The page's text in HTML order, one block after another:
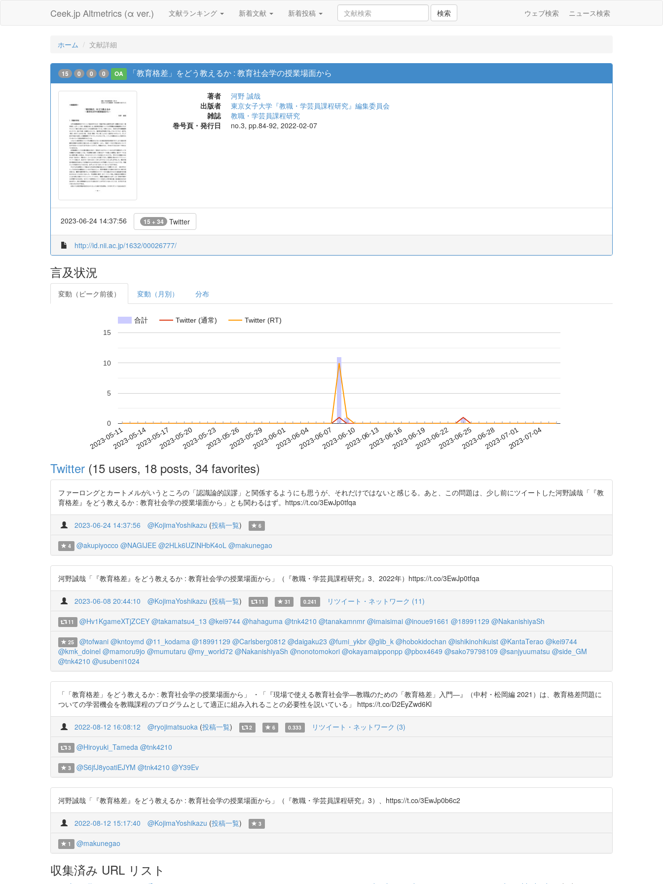
Ceek.jp Altmetrics (α ver.) 文献ランキング 新着文献 新着投稿 検索 ウェブ検索 ニュース検索
ホーム 文献詳細
15 0 0 0 OA 「教育格差」をどう教えるか : 教育社会学の授業場面から
著者
河野 誠哉
出版者
東京女子大学『教職・学芸員課程研究』編集委員会
雑誌
教職・学芸員課程研究
巻号頁・発行日
no.3, pp.84-92, 2022-02-07
2023-06-24 14:37:56 15 + 34 Twitter
http://id.nii.ac.jp/1632/00026777/
言及状況
変動（ピーク前後） 変動（月別） 分布
合計 Twitter (通常) Twitter (RT)
2023-05-112023-05-142023-05-172023-05-202023-05-232023-05-262023-05-292023-06-012023-06-042023-06-072023-06-102023-06-132023-06-162023-06-192023-06-222023-06-252023-06-282023-07-012023-07-04
0
5
10
15
Twitter (15 users, 18 posts, 34 favorites)
ファーロングとカートメルがいうところの「認識論的誤謬」と関係するようにも思うが、それだけではないと感じる。あと、この問題は、少し前にツイートした河野誠哉「『教
育格差』をどう教えるか : 教育社会学の授業場面から」とも関わるはず。https://t.co/3EwJp0tfqa
2023-06-24 14:37:56 @KojimaYoshikazu (投稿一覧) 6
4 @akupiyocco @NAGIJEE @2HLk6UZlNHbK4oL @makunegao
河野誠哉「『教育格差』をどう教えるか : 教育社会学の授業場面から」（『教職・学芸員課程研究』3、2022年）https://t.co/3EwJp0tfqa
2023-06-08 20:44:10 @KojimaYoshikazu (投稿一覧) 11 31 0.241 リツイート・ネットワーク (11)
11 @Hv1KgameXTjZCEY @takamatsu4_13 @kei9744 @hahaguma @tnk4210 @tanakamnmr @imaisimai @inoue91661 @18991129 @NakanishiyaSh
25 @tofwani @kntoymd @11_kodama @18991129 @Carlsberg0812 @daigaku23 @fumi_ykbr @glib_k @hobokidochan @ishikinohikuist @KantaTerao @kei9744
@kmk_doinel @mamoru9jo @mumutaru @my_world72 @NakanishiyaSh @nonotomokori @okayamaipponpp @pbox4649 @sako79798109 @sanjyuumatsu @side_GM
@tnk4210 @usubeni1024
「「教育格差」をどう教えるか : 教育社会学の授業場面から」 ・「『現場で使える教育社会学―教職のための「教育格差」入門―』（中村・松岡編 2021）は、教育格差問題に
ついての学習機会を教職課程のプログラムとして適正に組み入れることの必要性を説いている」 https://t.co/D2EyZwd6Kl
2022-08-12 16:08:12 @ryojimatsuoka (投稿一覧) 2 6 0.333 リツイート・ネットワーク (3)
3 @Hiroyuki_Tameda @tnk4210
3 @S6jfJ8yoatiEJYM @tnk4210 @Y39Ev
河野誠哉「『教育格差』をどう教えるか : 教育社会学の授業場面から」（『教職・学芸員課程研究』3）、https://t.co/3EwJp0b6c2
2022-08-12 15:17:40 @KojimaYoshikazu (投稿一覧) 3
1 @makunegao
収集済み URL リスト